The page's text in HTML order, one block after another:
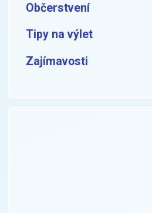
Občerstvení
Tipy na výlet
Zajímavosti